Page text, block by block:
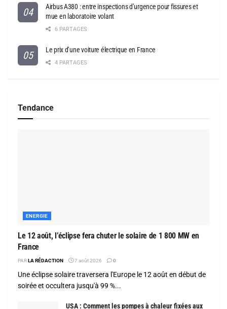
Airbus A380 : entre inspections d’urgence pour fissures et
mue en laboratoire volant
6 PARTAGES
Le prix d’une voiture électrique en France
4 PARTAGES
Tendance
ENERGIE
Le 12 août, l’éclipse fera chuter le solaire de 1 800 MW en
France
PAR LA RÉDACTION 7 août 2026 0
Une éclipse solaire traversera l'Europe le 12 août en début de
soirée et occultera jusqu'à 99 %...
USA : Comment les pompes à chaleur fixées aux